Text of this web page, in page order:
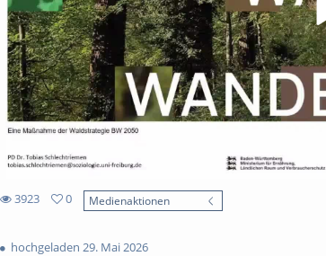
3923
views
0
Medienaktionen
hochgeladen 29. Mai 2026